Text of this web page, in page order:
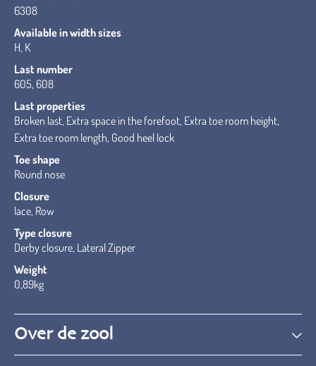
6308
Available in width sizes
H, K
Last number
605, 608
Last properties
Broken last, Extra space in the forefoot, Extra toe room height,
Extra toe room length, Good heel lock
Toe shape
Round nose
Closure
lace, Row
Type closure
Derby closure, Lateral Zipper
Weight
0,89kg
Over de zool